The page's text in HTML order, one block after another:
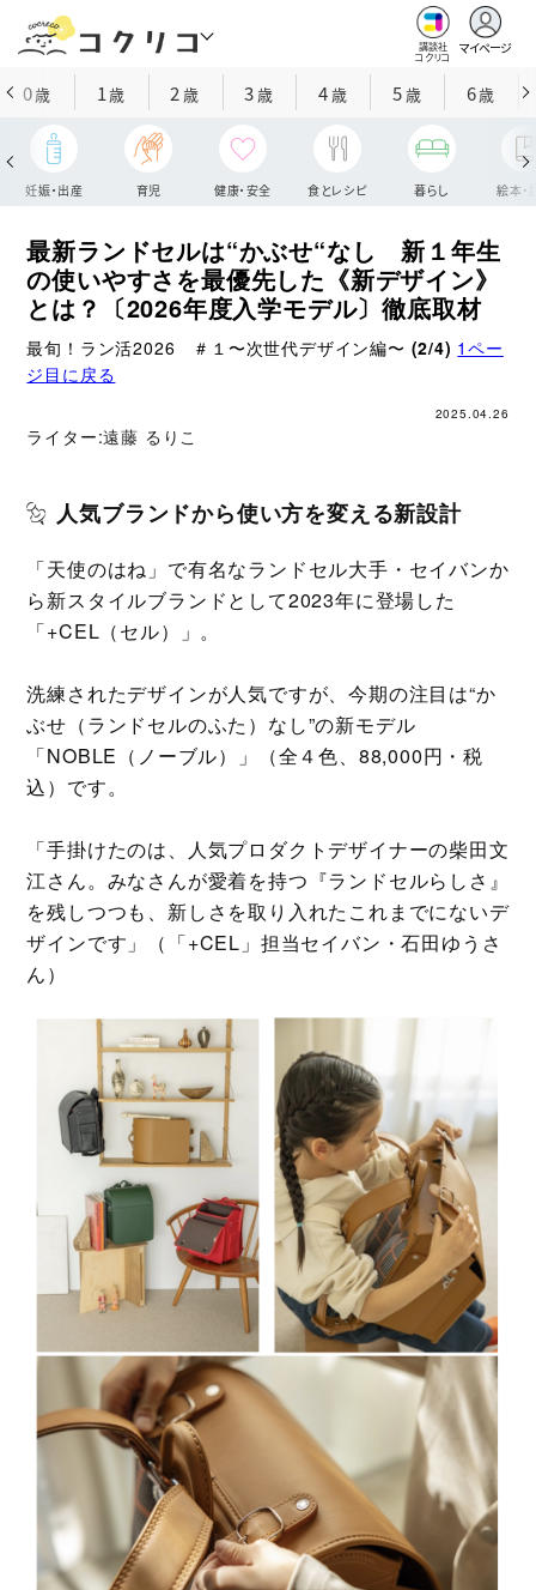
講談社
コクリコ
マイページ
0歳 1歳 2 歳 3歳 4歳 5歳 6歳
妊娠・出産 育児 健康・安全 食とレシピ 暮らし 絵本・
最新ランドセルは“かぶせ“なし 新１年生
の使いやすさを最優先した《新デザイン》
とは？〔2026年度入学モデル〕徹底取材
最旬！ラン活2026 ＃１〜次世代デザイン編〜 (2/4) 1ペー
ジ目に戻る
2025.04.26
ライター:遠藤 るりこ
人気ブランドから使い方を変える新設計
「天使のはね」で有名なランドセル大手・セイバンか
ら新スタイルブランドとして2023年に登場した
「+CEL（セル）」。
洗練されたデザインが人気ですが、今期の注目は“か
ぶせ（ランドセルのふた）なし”の新モデル
「NOBLE（ノーブル）」（全４色、88,000円・税
込）です。
「手掛けたのは、人気プロダクトデザイナーの柴田文
江さん。みなさんが愛着を持つ『ランドセルらしさ』
を残しつつも、新しさを取り入れたこれまでにないデ
ザインです」（「+CEL」担当セイバン・石田ゆうさ
ん）